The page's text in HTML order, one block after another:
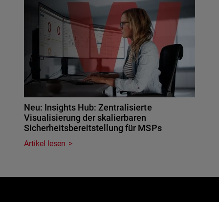
Neu: Insights Hub: Zentralisierte
Visualisierung der skalierbaren
Sicherheitsbereitstellung für MSPs
Artikel lesen